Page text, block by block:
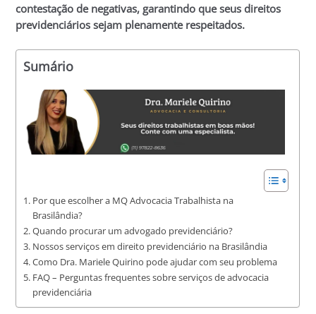
contestação de negativas, garantindo que seus direitos
previdenciários sejam plenamente respeitados.
Sumário
Por que escolher a MQ Advocacia Trabalhista na
Brasilândia?
Quando procurar um advogado previdenciário?
Nossos serviços em direito previdenciário na Brasilândia
Como Dra. Mariele Quirino pode ajudar com seu problema
FAQ – Perguntas frequentes sobre serviços de advocacia
previdenciária